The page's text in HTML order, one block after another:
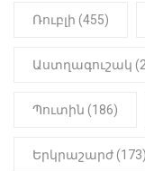
Ռուբլի (455)
Աստղագուշակ
Պուտին (186)
Երկրաշարժ (173)